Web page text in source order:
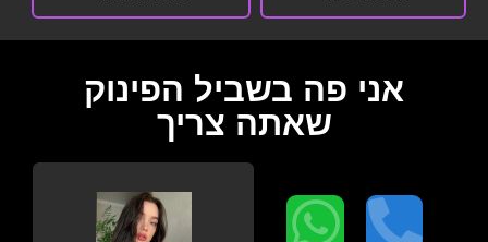
אני פה בשביל הפינוק
שאתה צריך